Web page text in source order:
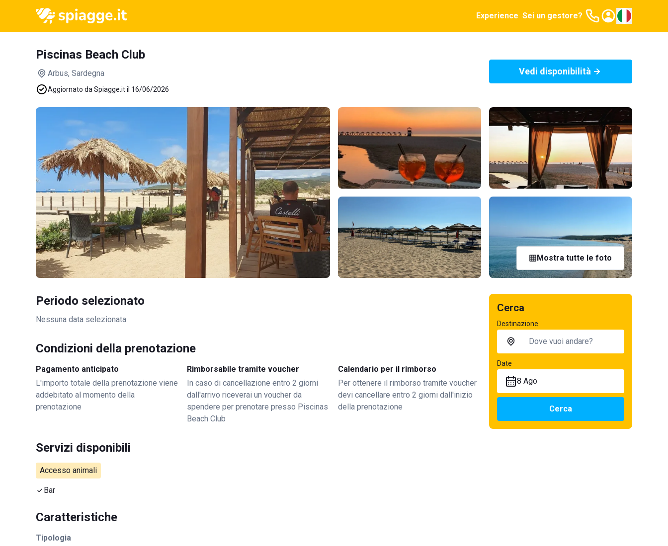
Experience Sei un gestore?
Piscinas Beach Club
Arbus, Sardegna
Aggiornato da Spiagge.it il 16/06/2026
Vedi disponibilità
Mostra tutte le foto
Periodo selezionato
Nessuna data selezionata
Condizioni della prenotazione
Pagamento anticipato
L'importo totale della prenotazione viene
addebitato al momento della
prenotazione
Rimborsabile tramite voucher
In caso di cancellazione entro 2 giorni
dall'arrivo riceverai un voucher da
spendere per prenotare presso Piscinas
Beach Club
Calendario per il rimborso
Per ottenere il rimborso tramite voucher
devi cancellare entro 2 giorni dall'inizio
della prenotazione
Servizi disponibili
Accesso animali
Bar
Caratteristiche
Tipologia
Cerca
Destinazione
Date
8 Ago
Cerca